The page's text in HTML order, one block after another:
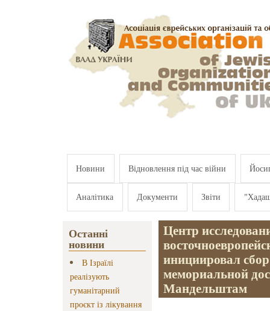
Новини Відновлення під час війни
Аналітика Документи Звіти
Останні
новини
В Ізраїлі
реалізують
гуманітарний
проєкт із лікування
Центр
инициировал
мемориальной
Мандельштам